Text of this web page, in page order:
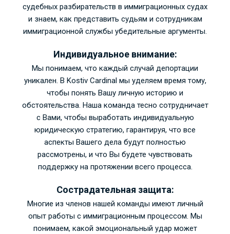
судебных разбирательств в иммиграционных судах
и знаем, как представить судьям и сотрудникам
иммиграционной службы убедительные аргументы.
Индивидуальное внимание:
Мы понимаем, что каждый случай депортации
уникален. В Kostiv Cardinalмы уделяем время тому,
чтобы понять Вашу личную историю и
обстоятельства. Наша команда тесно сотрудничает
с Вами, чтобы выработать индивидуальную
юридическую стратегию, гарантируя, что все
аспекты Вашего дела будут полностью
рассмотрены, и что Вы будете чувствовать
поддержку на протяжении всего процесса.
Сострадательная защита:
Многие из членов нашей команды имеют личный
опыт работы с иммиграционным процессом. Мы
понимаем, какой эмоциональный удар может